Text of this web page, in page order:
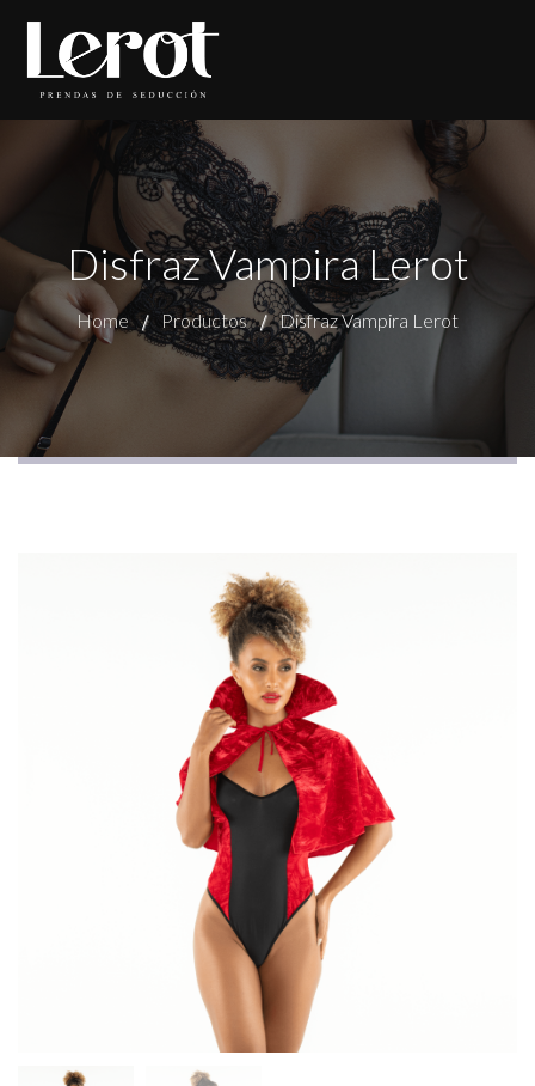
Disfraz Vampira Lerot
Home Productos Disfraz Vampira Lerot